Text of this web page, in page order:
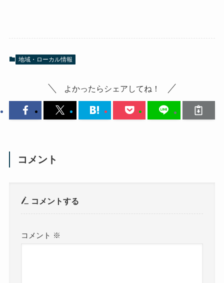
地域・ローカル情報
よかったらシェアしてね！
コメント
コメントする
コメント ※